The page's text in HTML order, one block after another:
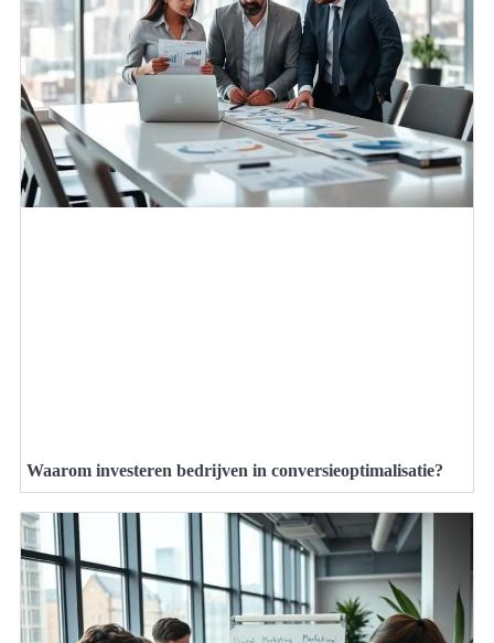
Waarom investeren bedrijven in conversieoptimalisatie?